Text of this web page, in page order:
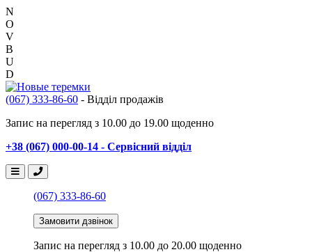
N
O
V
B
U
D
(067) 333-86-60 - Відділ продажів
Запис на перегляд з 10.00 до 19.00 щоденно
+38 (067) 000-00-14 - Сервісний відділ
(067) 333-86-60
Замовити дзвінок
Запис на перегляд з 10.00 до 20.00 щоденно